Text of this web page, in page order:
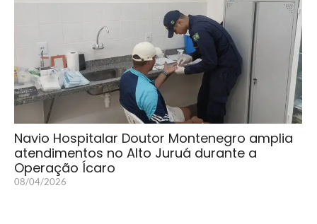
Navio Hospitalar Doutor Montenegro amplia
atendimentos no Alto Juruá durante a
Operação Ícaro
08/04/2026